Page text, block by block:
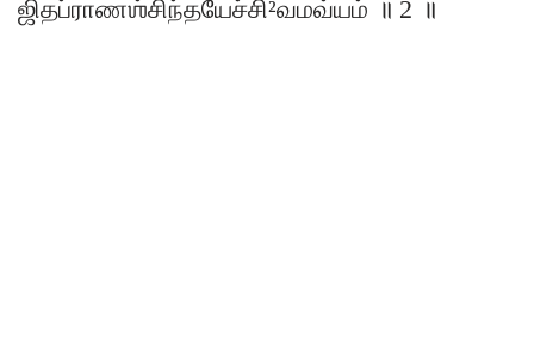
ஜிதப்ராணஶ்சிந்தயேச்சி²வமவ்யம் ॥ 2 ॥